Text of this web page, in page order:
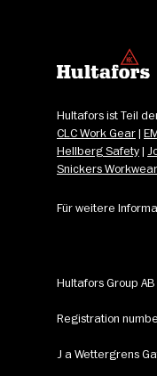
Hultafors ist Teil
CLC Work Gear |
Hellberg Safety |
Snickers Workwear
Für weitere
Hultafors Group AB
Registration
J a Wettergrens